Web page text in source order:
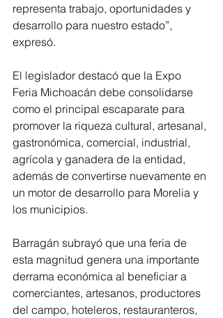
representa trabajo, oportunidades y
desarrollo para nuestro estado”,
expresó.
El legislador destacó que la Expo
Feria Michoacán debe consolidarse
como el principal escaparate para
promover la riqueza cultural, artesanal,
gastronómica, comercial, industrial,
agrícola y ganadera de la entidad,
además de convertirse nuevamente en
un motor de desarrollo para Morelia y
los municipios.
Barragán subrayó que una feria de
esta magnitud genera una importante
derrama económica al beneficiar a
comerciantes, artesanos, productores
del campo, hoteleros, restauranteros,